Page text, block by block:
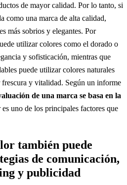
de mayor calidad. Por lo tanto, si
como una marca de alta calidad,
más sobrios y elegantes. Por
utilizar colores como el dorado o
y sofisticación, mientras que
puede utilizar colores naturales
y vitalidad. Según un informe
de una marca se basa en la
uno de los principales factores que
también puede
de comunicación,
y publicidad